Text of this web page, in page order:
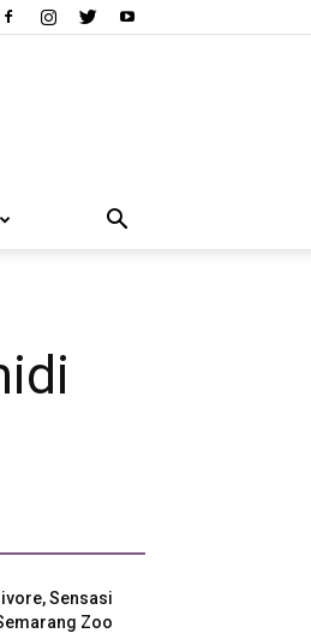
Sensasi
Zoo